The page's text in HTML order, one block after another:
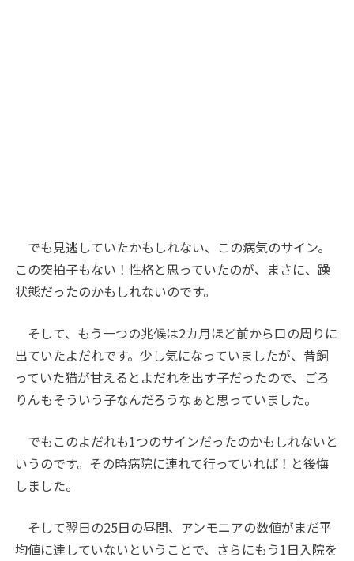
でも見逃していたかもしれない、この病気のサイン。
この突拍子もない！性格と思っていたのが、まさに、躁
状態だったのかもしれないのです。
そして、もう一つの兆候は2カ月ほど前から口の周りに
出ていたよだれです。少し気になっていましたが、昔飼
っていた猫が甘えるとよだれを出す子だったので、ごろ
りんもそういう子なんだろうなぁと思っていました。
でもこのよだれも1つのサインだったのかもしれないと
いうのです。その時病院に連れて行っていれば！と後悔
しました。
そして翌日の25日の昼間、アンモニアの数値がまだ平
均値に達していないということで、さらにもう1日入院を